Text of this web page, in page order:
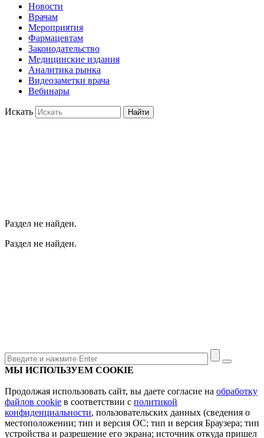
Новости
Врачам
Мероприятия
Фармацевтам
Законодательство
Медицинские издания
Аналитика рынка
Видеозаметки врача
Вебинары
Искать Найти
Раздел не найден.
Раздел не найден.
МЫ ИСПОЛЬЗУЕМ COOKIE
Продолжая использовать сайт, вы даете согласие на обработку
файлов cookie в соответствии с политикой
конфиденциальности, пользовательских данных (сведения о
местоположении; тип и версия ОС; тип и версия Браузера; тип
устройства и разрешение его экрана; источник откуда пришел